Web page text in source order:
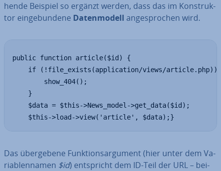
hen­de Beispiel so ergänzt werden, dass das im Kon­struk­
tor ein­ge­bun­de­ne Da­ten­mo­dell an­ge­spro­chen wird.
public function article($id) {
if (!file_exists(application/views/article.php))
        show_404();
    }
    $data = $this->News_model->get_data($id);
    $this->load->view('article', $data);}
Das über­ge­be­ne Funk­ti­ons­ar­gu­ment (hier unter dem Va­
ria­blen­na­men $id) ent­spricht dem ID-Teil der URL – bei­